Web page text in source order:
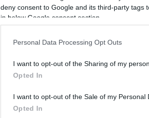
deny consent to Google and its third-party tags
in below Google consent section.
Personal Data Processing Opt Outs
I want to opt-out of the Sharing of my
Opted In
I want to opt-out of the Sale of my Personal
Opted In